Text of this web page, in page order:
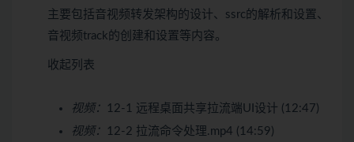
主要包括音视频转发架构的设计、ssrc的解析和设置、
音视频track的创建和设置等内容。
收起列表
视频：
12-1 远程桌面共享拉流端UI设计 (12:47)
视频：
12-2 拉流命令处理.mp4 (14:59)